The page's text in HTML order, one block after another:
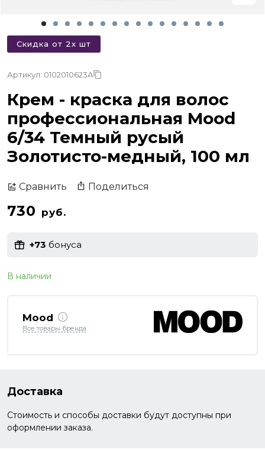
Скидка от 2х шт
Артикул: 0102010623A
Крем - краска для волос
профессиональная Mood
6/34 Темный русый
Золотисто-медный, 100 мл
Сравнить Поделиться
730 руб.
+73 бонуса
В наличии
Mood
Все товары бренда
Доставка
Стоимость и способы доставки будут доступны при
оформлении заказа.